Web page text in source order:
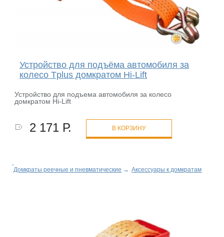
Устройство для подъёма автомобиля за
колесо Tplus домкратом Hi-Lift
Устройство для подъема автомобиля за колесо
домкратом Hi-Lift
2 171 Р. В КОРЗИНУ
Домкраты реечные и пневматические → Аксессуары к домкратам